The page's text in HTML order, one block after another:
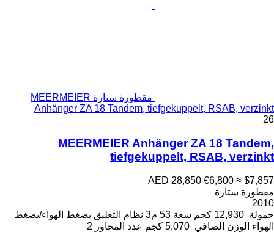
مقطورة ستارة MEERMEIER
Anhänger ZA 18 Tandem, tiefgekuppelt, RSAB, verzinkt
26
MEERMEIER Anhänger ZA 18 Tandem,
tiefgekuppelt, RSAB, verzinkt
AED 28,850 €6,800 ≈ $7,857
مقطورة ستارة
2010
حمولة 12,930 كجم سعة 53 م3 نظام التعليق بضغط الهواء/بضغط
الهواء الوزن الصافي 5,070 كجم عدد المحاور 2